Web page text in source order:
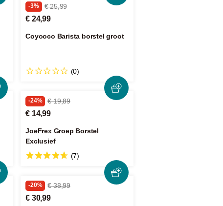
-3% € 25,99
€ 24,99
Coyooco Barista borstel groot
(0)
-24% € 19,89
€ 14,99
JoeFrex Groep Borstel
Exclusief
(7)
-20% € 38,99
€ 30,99